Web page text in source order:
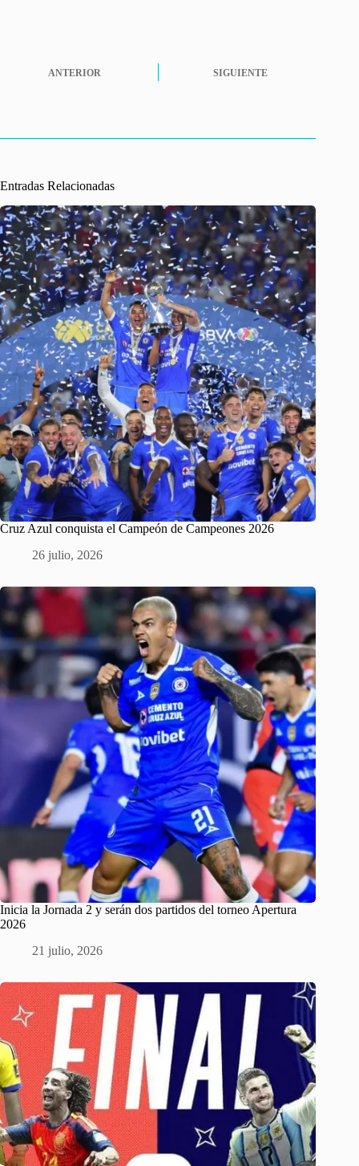
ok r
A
pp
ANTERIOR SIGUIENTE
Entradas Relacionadas
Cruz Azul conquista el Campeón de Campeones 2026
26 julio, 2026
Inicia la Jornada 2 y serán dos partidos del torneo Apertura
2026
21 julio, 2026